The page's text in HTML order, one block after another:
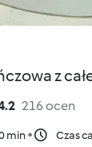
z
216 ocen
min
Czas